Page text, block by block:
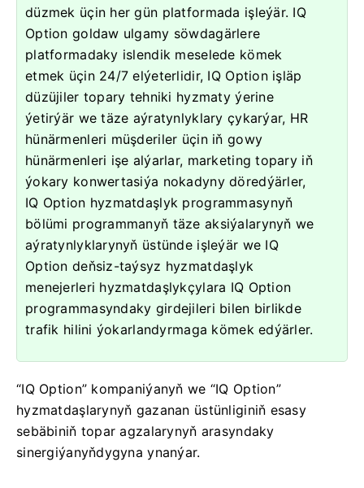
düzmek üçin her gün platformada işleýär. IQ
Option goldaw ulgamy söwdagärlere
platformadaky islendik meselede kömek
etmek üçin 24/7 elýeterlidir, IQ Option işläp
düzüjiler topary tehniki hyzmaty ýerine
ýetirýär we täze aýratynlyklary çykarýar, HR
hünärmenleri müşderiler üçin iň gowy
hünärmenleri işe alýarlar, marketing topary iň
ýokary konwertasiýa nokadyny döredýärler,
IQ Option hyzmatdaşlyk programmasynyň
bölümi programmanyň täze aksiýalarynyň we
aýratynlyklarynyň üstünde işleýär we IQ
Option deňsiz-taýsyz hyzmatdaşlyk
menejerleri hyzmatdaşlykçylara IQ Option
programmasyndaky girdejileri bilen birlikde
trafik hilini ýokarlandyrmaga kömek edýärler.
“IQ Option” kompaniýanyň we “IQ Option”
hyzmatdaşlarynyň gazanan üstünliginiň esasy
sebäbiniň topar agzalarynyň arasyndaky
sinergiýanyňdygyna ynanýar.